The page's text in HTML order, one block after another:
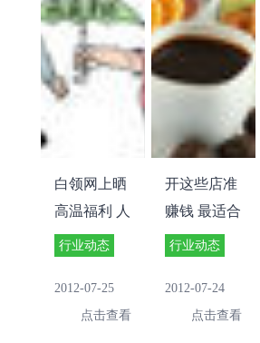
白领网上晒
高温福利 人
比人气死人
行业动态
2012-07-25
点击查看
开这些店准
赚钱 最适合
创业的七大
行业动态
2012-07-24
点击查看